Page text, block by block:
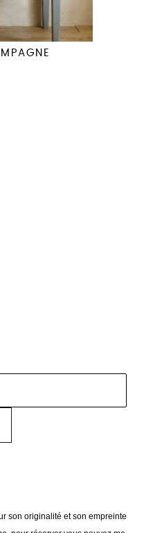
son originalité et son empreinte